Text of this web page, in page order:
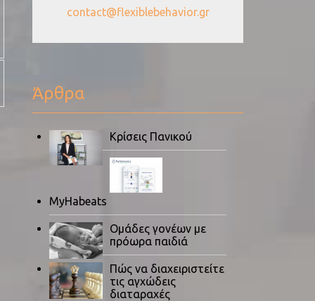
contact@flexiblebehavior.gr
Άρθρα
Κρίσεις Πανικού
MyHabeats
Ομάδες γονέων με
πρόωρα παιδιά
Πώς να διαχειριστείτε
τις αγχώδεις
διαταραχές